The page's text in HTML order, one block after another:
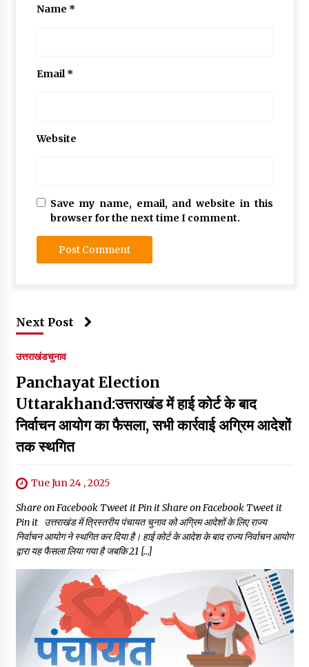
Name *
Email*
Website
Save my name, email, and website in this
browser for the next time I comment.
Next Post
उत्तराखंडचुनाव
Panchayat Election
Uttarakhand:उत्तराखंड में हाई कोर्ट के बाद
निर्वाचन आयोग का फैसला, सभी कार्रवाई अग्रिम आदेशों
तक स्थगित
Tue Jun 24 , 2025
Share on Facebook Tweet it Pin it Share on Facebook Tweet it
Pin it उत्तराखंड में त्रिस्तरीय पंचायत चुनाव को अग्रिम आदेशों के लिए राज्य
निर्वाचन आयोग ने स्थगित कर दिया है। हाई कोर्ट के आदेश के बाद राज्य निर्वाचन आयोग
द्वारा यह फैसला लिया गया है जबकि 21 […]